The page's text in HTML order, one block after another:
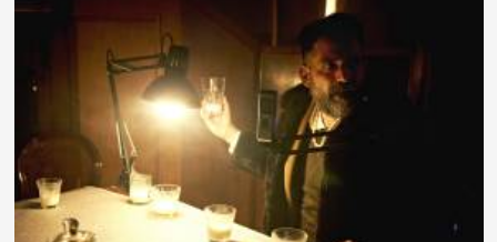
Ελλάδα
Κοινωνία
Πολιτική
Οικονομία